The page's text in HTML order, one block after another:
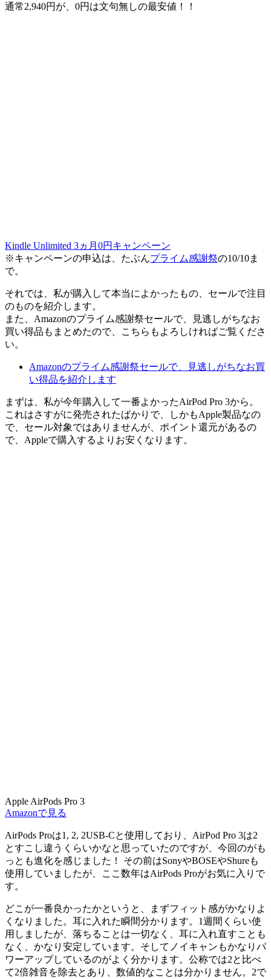
通常2,940円が、0円は文句無しの最安値！！
Kindle Unlimited 3ヵ月0円キャンペーン
※キャンペーンの申込は、たぶんプライム感謝祭の10/10ま
で。
それでは、私が購入して本当によかったもの、セールで注目
のものを紹介します。
また、Amazonのプライム感謝祭セールで、
見逃しがちなお
買い得品 もまとめたので、こちらもよろしければご覧くださ
い。
Amazonのプライム感謝祭セールで、見逃しがちなお買
い得品を紹介します
まずは、私が今年購入して一番よかったAirPod Pro 3から。
これはさすがに発売されたばかりで、しかもApple製品なの
で、セール対象ではありませんが、 ポイント還元があるの
で、Appleで購入するよりお安くなります。
Apple AirPods Pro 3
Amazonで見る
AirPods Proは1, 2, 2USB-Cと使用しており、AirPod Pro 3は2
とすこし違うくらいかなと思っていたのですが、今回のがも
っとも進化を感じました！ その前はSonyやBOSEやShureも
使用していましたが、ここ数年はAirPods Proがお気に入りで
す。
どこが一番良かったかというと、まずフィット感がかなりよ
くなりました。耳に入れた瞬間分かります。1週間くらい使
用しましたが、落ちることは一切なく、耳に入れ直すことも
なく、かなり安定しています。そしてノイキャンもかなりパ
ワーアップしているのがよく分かります。公称では2と比べ
て2倍雑音を除去とあり、数値的なことは分かりません。2で